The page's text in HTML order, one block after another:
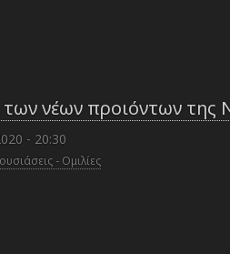
νέων προιόντων της
- 20:30
- Ομιλίες